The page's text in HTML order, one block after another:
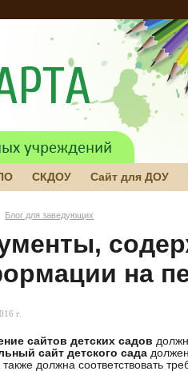
СКДОУ Сайт для ДОУ
Блог для заведующих
на
г.
сайтов детских садов
сайт детского сада
также должна соответствовать